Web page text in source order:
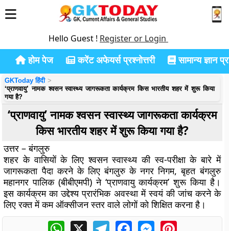
Hello Guest ! Register or Login
होम पेज करेंट अफेयर्स प्रश्नोत्तरी सामान्य ज्ञान
GKToday हिंदी
‘प्राणवायु’ नामक श्वसन स्वास्थ्य जागरूकता कार्यक्रम किस भारतीय शहर में शुरू किया
गया है?
‘प्राणवायु’ नामक श्वसन स्वास्थ्य जागरूकता कार्यक्रम
किस भारतीय शहर में शुरू किया गया है?
उत्तर – बंगलुरु
शहर के वासियों के लिए श्वसन स्वास्थ्य की स्व-परीक्षा के बारे में
जागरूकता पैदा करने के लिए बंगलुरु के नगर निगम, बृहत बंगलुरु
महानगर पालिक (बीबीएमपी) ने ‘प्राणवायु कार्यक्रम’ शुरू किया है।
इस कार्यक्रम का उद्देश्य प्रारंभिक अवस्था में स्वयं की जांच करने के
लिए रक्त में कम ऑक्सीजन स्तर वाले लोगों को शिक्षित करना है।
WhatsApp
X TelegramFacebookMessengerPinterest